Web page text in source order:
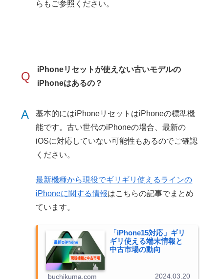
らもご参照ください。
Q
iPhoneリセットが使えない古いモデルの
iPhoneはあるの？
A
基本的にはiPhoneリセットはiPhoneの標準機
能です。古い世代のiPhoneの場合、最新の
iOSに対応していない可能性もあるのでご確認
ください。
最新機種から現役でギリギリ使えるラインの
iPhoneに関する情報はこちらの記事でまとめ
ています。
「iPhone15対応」ギリ
ギリ使える端末情報と
中古市場の動向
buchikuma.com 2024.03.20